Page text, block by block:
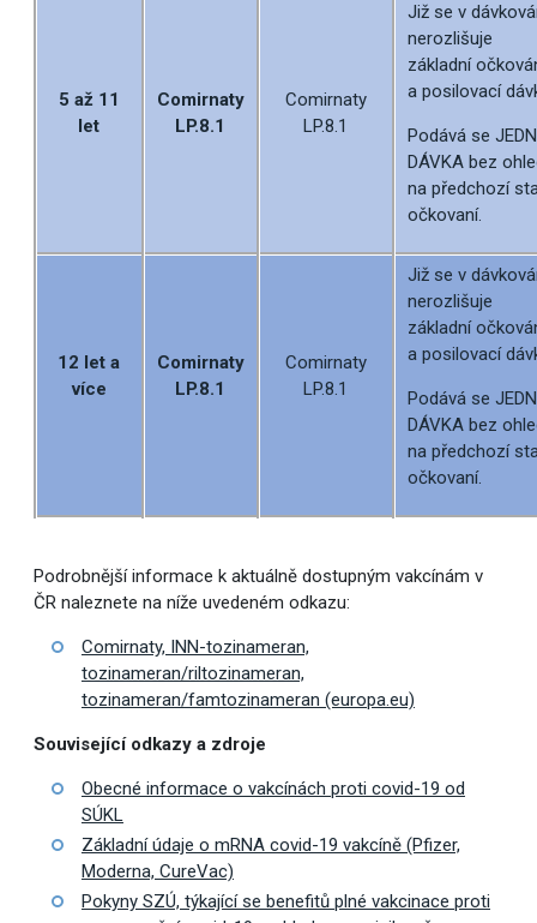
5 až 11
let
Comirnaty
LP.8.1
Comirnaty
LP.8.1
Již se v
nerozlišuje
základní
a posilovací
Podává se
DÁVKA bez
na předchozí
očkovaní.
12 let a
více
Comirnaty
LP.8.1
Comirnaty
LP.8.1
Již se v
nerozlišuje
základní
a posilovací
Podává se
DÁVKA bez
na předchozí
očkovaní.
Podrobnější informace k aktuálně dostupným vakcínám v
ČR naleznete na níže uvedeném odkazu:
Comirnaty, INN-tozinameran,
tozinameran/riltozinameran,
tozinameran/famtozinameran (europa.eu)
Související odkazy a zdroje
Obecné informace o vakcínách proti covid-19 od
SÚKL
Základní údaje o mRNA covid-19 vakcíně (Pfizer,
Moderna, CureVac)
Pokyny SZÚ, týkající se benefitů plné vakcinace proti